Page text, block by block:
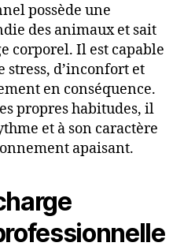
possède une
des animaux et sait
corporel. Il est capable
stress, d’inconfort et
en conséquence.
propres habitudes, il
et à son caractère
apaisant.